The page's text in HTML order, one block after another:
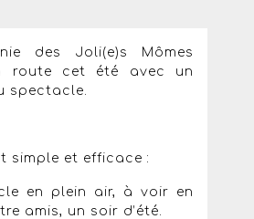
des Joli(e)s Mômes
route cet été avec un
spectacle.
simple et efficace :
en plein air, à voir en
amis, un soir d’été.